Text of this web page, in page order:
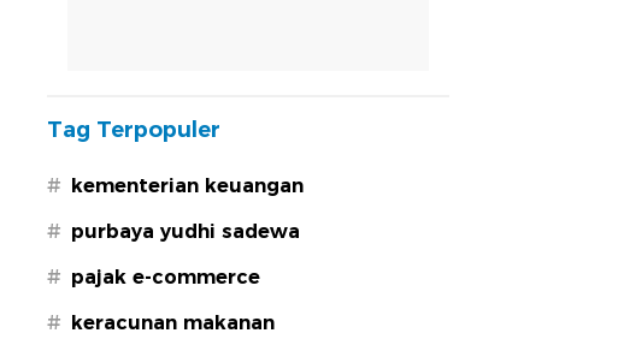
Tag Terpopuler
# kementerian keuangan
# purbaya yudhi sadewa
# pajak e-commerce
# keracunan makanan